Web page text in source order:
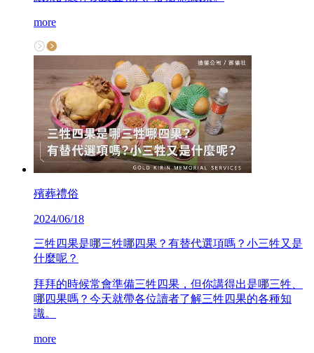
more
殯葬禮俗
2024/06/18
三牲四果是哪三牲哪四果？有替代選項嗎？小三牲又是
什麼呢？
拜拜的時候常會準備三牲四果，但你講得出是哪三牲、
哪四果嗎？今天就帶各位讀者了解三牲四果的各種知
識。
more